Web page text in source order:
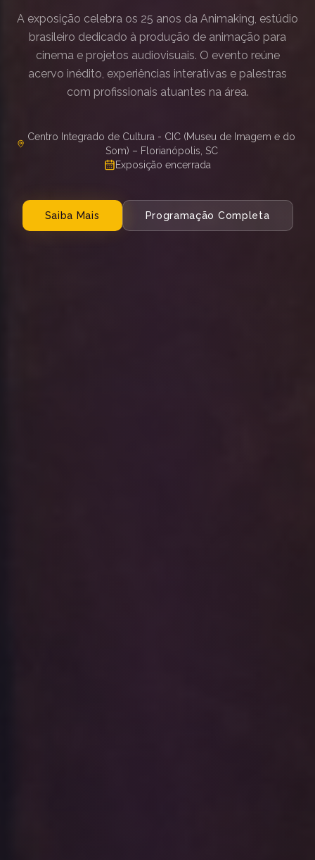
A exposição celebra os 25 anos da Animaking, estúdio
brasileiro dedicado à produção de animação para
cinema e projetos audiovisuais. O evento reúne
acervo inédito, experiências interativas e palestras
com profissionais atuantes na área.
Centro Integrado de Cultura - CIC (Museu de Imagem e do
Som) – Florianópolis, SC
Exposição encerrada
Saiba Mais Programação Completa